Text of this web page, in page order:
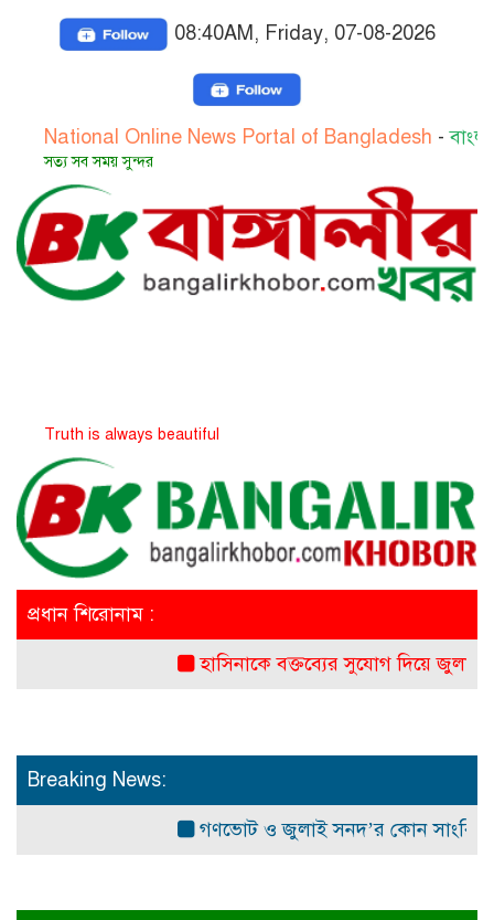
08:40AM, Friday, 07-08-2026
Online News Portal of Bangladesh-বাংলাদেশের
সব সময় সুন্দর
is always beautiful
প্রধান শিরোনাম :
হাসিনাকে বক্তব্যের সুযোগ দিয়ে জুলাই
Breaking News:
গণভোট ও জুলাই সনদ’র কোন সাংবিধানিক